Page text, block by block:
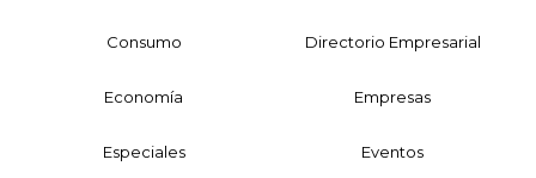
Consumo Directorio Empresarial
Economía Empresas
Especiales Eventos